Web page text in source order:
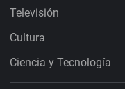
Televisión
Cultura
Ciencia y Tecnología